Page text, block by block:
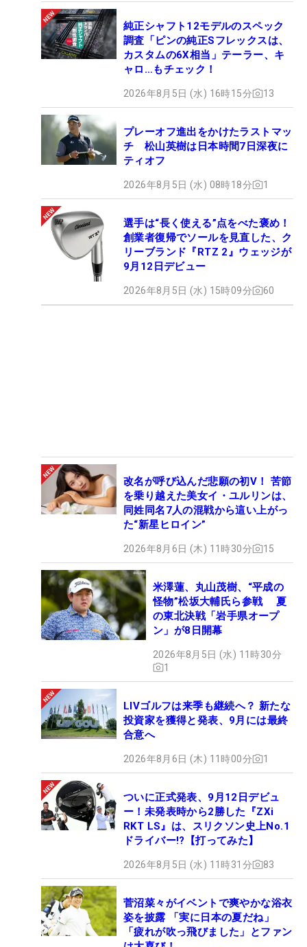
純正シャフト12モデルのスペック
調査「ピンの純正Sフレックスは、
カスタムの6X相当」テーラー、キ
ャロ…もチェック！
2026年8月5日 (水) 16時15分 13
プレーオフ進出をかけたラストマッ
チ 松山英樹は日本時間7日深夜に
ティオフ
2026年8月5日 (水) 08時18分 1
選手は“長く使える”点をべた褒め！
創業者復帰でソールを見直した、ク
リーブランド『RTZ 2』ウェッジが
9月12日デビュー
2026年8月5日 (水) 15時09分 60
改名が呼び込んだ悲願の初V！ 苦節
を乗り越えた美女イ・ユルリンは、
同姓同名7人の混戦から這い上がっ
た“新星ヒロイン”
2026年8月6日 (木) 11時30分 15
米澤蓮、丸山茂樹、“平成の
怪物”松坂大輔氏ら参戦 夏
の東北決戦「岩手県オープ
ン」が8日開幕
2026年8月5日 (水) 11時30分
1
LIVゴルフは来季も継続へ？ 新たな
投資家を獲得と発表、9月には最終
合意へ
2026年8月6日 (木) 11時00分 1
ついに正式発表、9月12日デビュ
ー！未発表時から2勝した『ZXi
RKT LS』は、スリクソン史上No.1
ドライバー!?【打ってみた】
2026年8月5日 (水) 11時31分 83
菅沼菜々がイベントで爽やかな浴衣
姿を披露 「実に日本の夏だね」
「疲れが吹っ飛びました」とファン